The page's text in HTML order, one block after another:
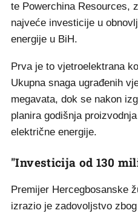
te Powerchina Resources,
najveće investicije u
energije u BiH.
Prva je to vjetroelektrana
Ukupna snaga ugrađenih
megavata, dok se nakon
planira godišnja
električne energije.
"Investicija od 130
Premijer Hercegbosanske
izrazio je zadovoljstvo